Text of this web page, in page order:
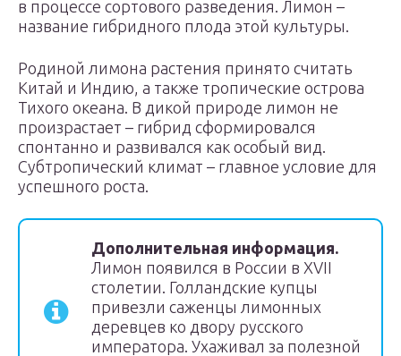
в процессе сортового разведения. Лимон –
название гибридного плода этой культуры.
Родиной лимона растения принято считать
Китай и Индию, а также тропические острова
Тихого океана. В дикой природе лимон не
произрастает – гибрид сформировался
спонтанно и развивался как особый вид.
Субтропический климат – главное условие для
успешного роста.
Дополнительная информация.
Лимон появился в России в XVII
столетии. Голландские купцы
привезли саженцы лимонных
деревцев ко двору русского
императора. Ухаживал за полезной